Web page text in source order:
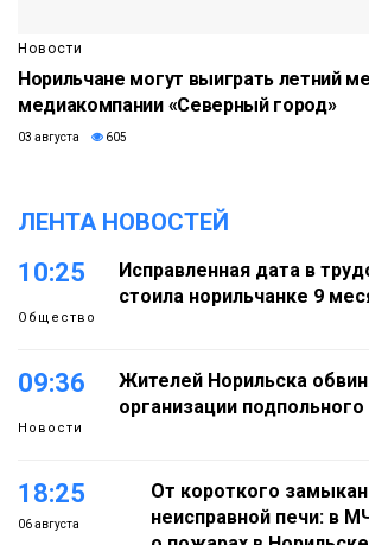
Новости
Норильчане могут выиграть летний
медиакомпании «Северный город»
03 августа 605
ЛЕНТА НОВОСТЕЙ
10:25
Общество
Исправленная дата в
стоила норильчанке 9
09:36
Новости
Жителей Норильска
организации подпольного
18:25
06 августа
От короткого
неисправной печи: в